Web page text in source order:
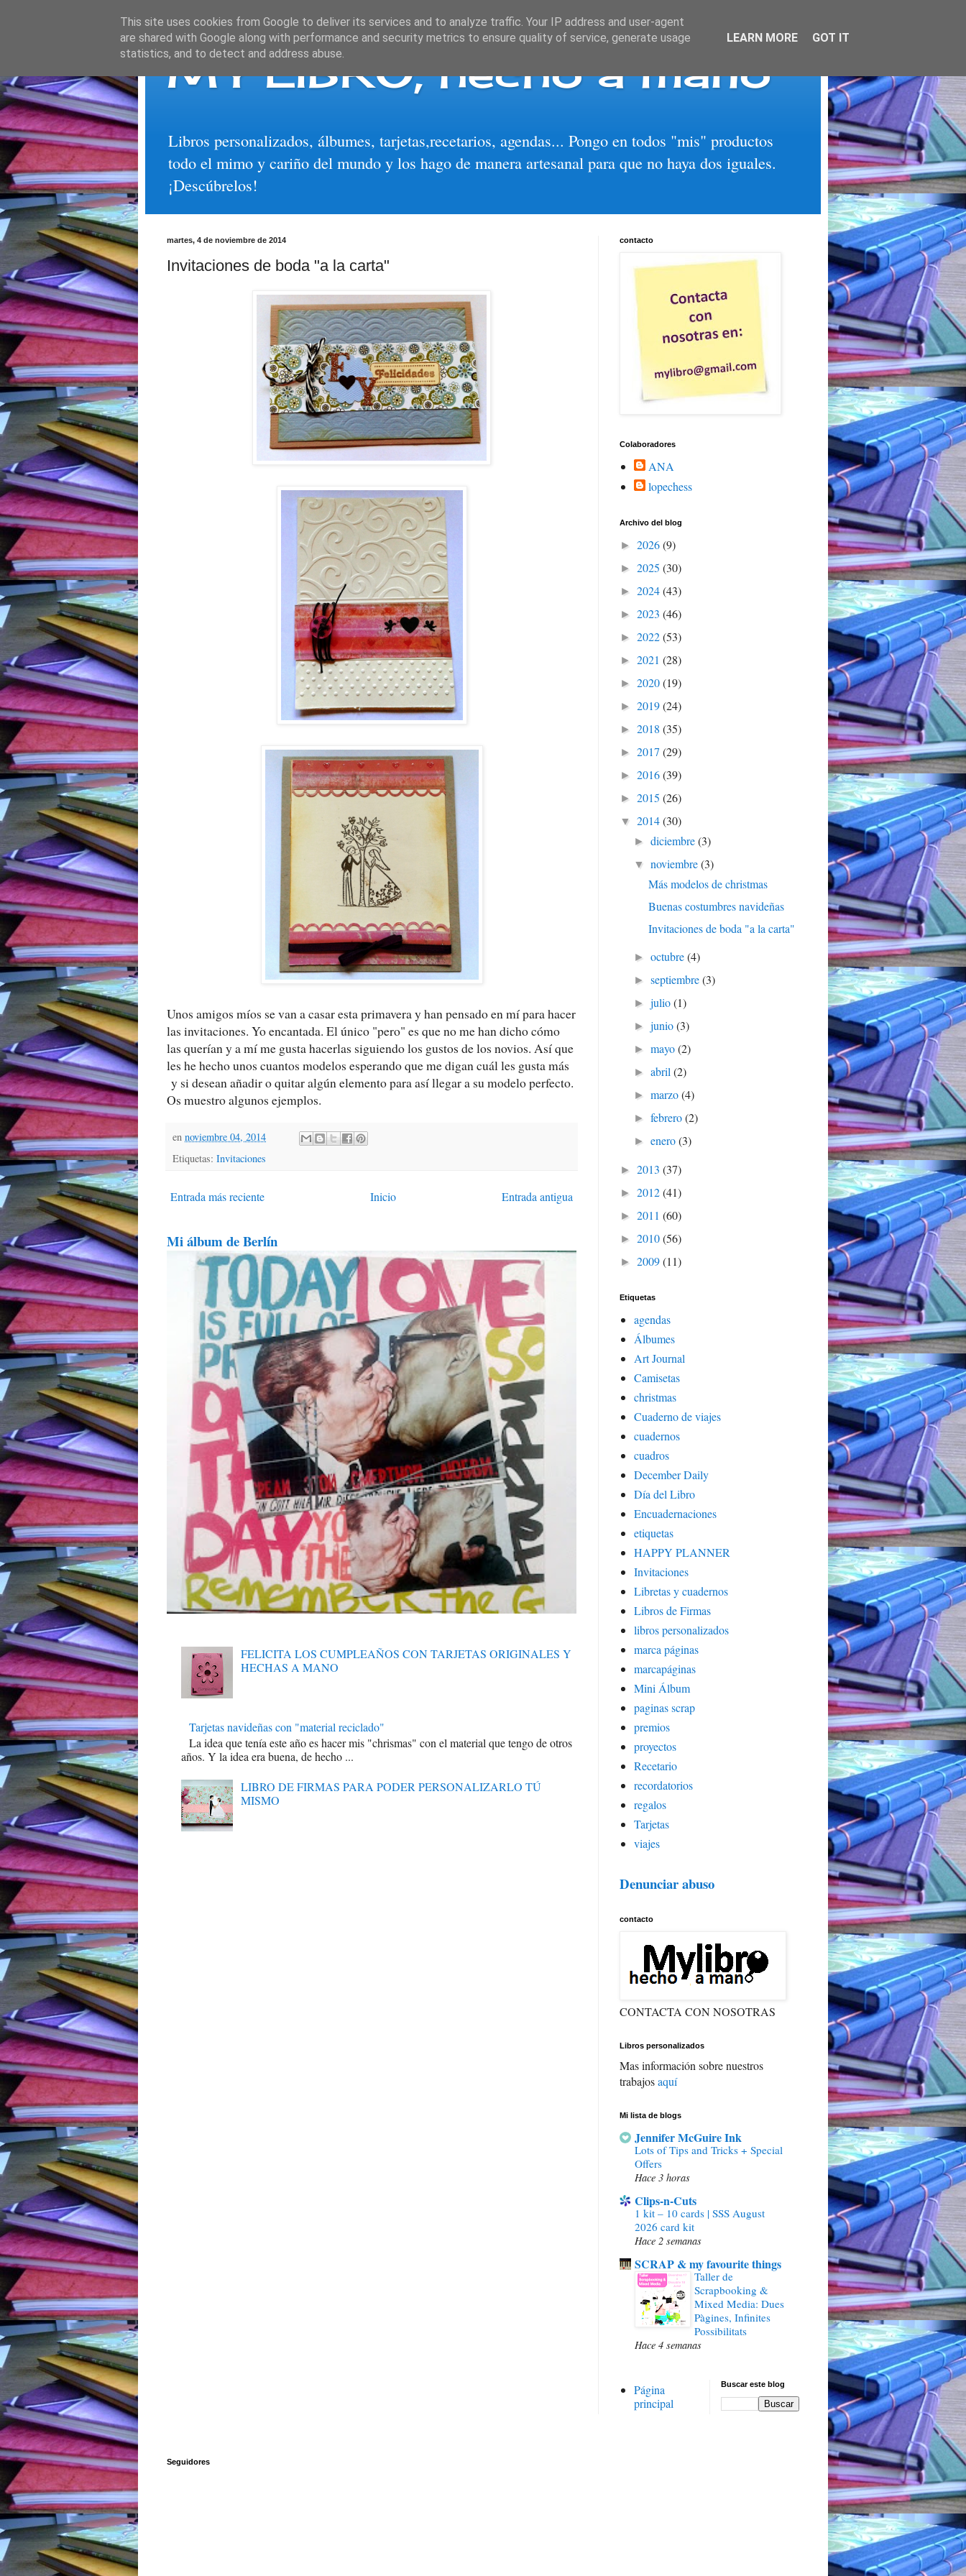
MY LIBRO, hecho a mano
Libros personalizados, álbumes, tarjetas,recetarios, agendas... Pongo en todos "mis" productos
todo el mimo y cariño del mundo y los hago de manera artesanal para que no haya dos iguales.
¡Descúbrelos!
martes, 4 de noviembre de 2014
Invitaciones de boda "a la carta"
Unos amigos míos se van a casar esta primavera y han pensado en mí para hacer
las invitaciones. Yo encantada. El único "pero" es que no me han dicho cómo
las querían y a mí me gusta hacerlas siguiendo los gustos de los novios. Así que
les he hecho unos cuantos modelos esperando que me digan cuál les gusta más
y si desean añadir o quitar algún elemento para así llegar a su modelo perfecto.
Os muestro algunos ejemplos.
en noviembre 04, 2014
Etiquetas: Invitaciones
Entrada más reciente Entrada antigua
Inicio
Mi álbum de Berlín
FELICITA LOS CUMPLEAÑOS CON TARJETAS ORIGINALES Y
HECHAS A MANO
Tarjetas navideñas con "material reciclado"
La idea que tenía este año es hacer mis "chrismas" con el material que tengo de otros
años. Y la idea era buena, de hecho ...
LIBRO DE FIRMAS PARA PODER PERSONALIZARLO TÚ
MISMO
contacto
Colaboradores
ANA
lopechess
Archivo del blog
► 2026(9)
► 2025 (30)
► 2024(43)
► 2023 (46)
► 2022(53)
► 2021 (28)
► 2020(19)
► 2019(24)
► 2018 (35)
► 2017 (29)
► 2016(39)
► 2015 (26)
▼ 2014(30)
►diciembre(3)
▼noviembre(3)
Más modelos de christmas
Buenas costumbres navideñas
Invitaciones de boda "a la carta"
►octubre(4)
►septiembre(3)
►julio(1)
►junio(3)
►mayo(2)
►abril(2)
►marzo(4)
►febrero(2)
►enero(3)
► 2013 (37)
► 2012(41)
► 2011 (60)
► 2010(56)
► 2009(11)
Etiquetas
agendas
Álbumes
Art Journal
Camisetas
christmas
Cuaderno de viajes
cuadernos
cuadros
December Daily
Día del Libro
Encuadernaciones
etiquetas
HAPPY PLANNER
Invitaciones
Libretas y cuadernos
Libros de Firmas
libros personalizados
marca páginas
marcapáginas
Mini Álbum
paginas scrap
premios
proyectos
Recetario
recordatorios
regalos
Tarjetas
viajes
Denunciar abuso
contacto
CONTACTA CON NOSOTRAS
Libros personalizados
Mas información sobre nuestros
trabajosaquí
Mi lista de blogs
Jennifer McGuire Ink
Lots of Tips and Tricks + Special
Offers
Hace 3 horas
Clips-n-Cuts
1 kit – 10 cards | SSS August
2026 card kit
Hace 2 semanas
SCRAP & my favourite things
Taller de
Scrapbooking &
Mixed Media: Dues
Pàgines, Infinites
Possibilitats
Hace 4 semanas
Página
principal
Buscar este blog
Seguidores
This site uses cookies from Google to deliver its services and to analyze traffic. Your IP address and user-agent
are shared with Google along with performance and security metrics to ensure quality of service, generate usage
statistics, and to detect and address abuse.
LEARN MORE GOT IT